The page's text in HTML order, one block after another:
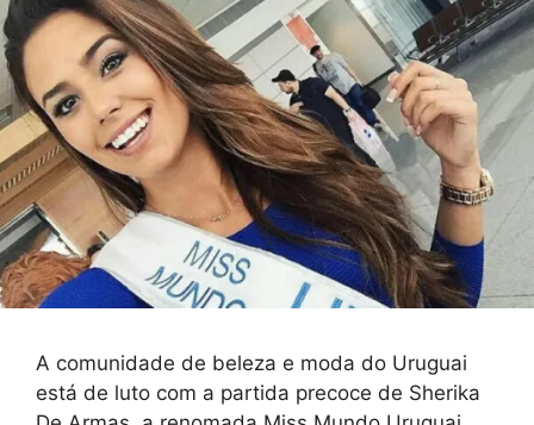
A comunidade de beleza e moda do Uruguai
está de luto com a partida precoce de Sherika